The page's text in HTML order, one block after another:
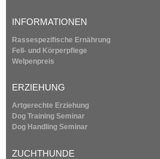
)
INFORMATIONEN
Rassespezifische Ernährung
Fell- und Körperpflege
Welpenpreis
ERZIEHUNG
Artgerechte Erziehung
Dog Training Seminar
Dog Handling Seminar
ZUCHTHUNDE